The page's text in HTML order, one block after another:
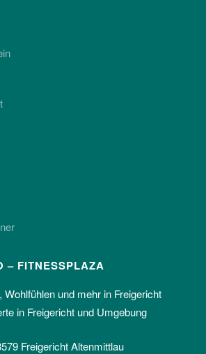
– FITNESSPLAZA
und mehr in Freigericht
in Freigericht und Umgebung
Freigericht Altenmittlau